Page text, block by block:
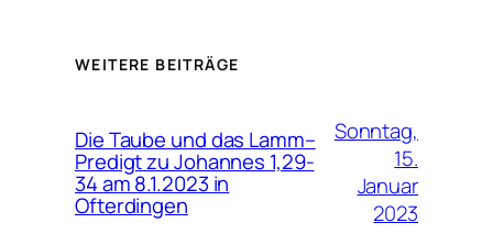
WEITERE BEITRÄGE
Die Taube und das Lamm–
Predigt zu Johannes 1,29-
34 am 8.1.2023 in
Ofterdingen
Sonntag,
15.
Januar
2023